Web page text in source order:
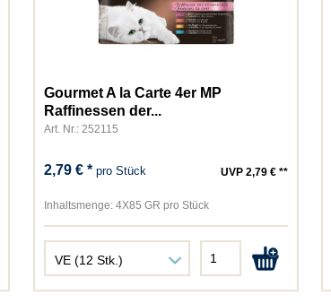
Gourmet A la Carte 4er MP
Raffinessen der...
Art. Nr.: 252115
2,79 € *pro Stück UVP 2,79 € **
Inhaltsmenge: 4X85 GR pro Stück